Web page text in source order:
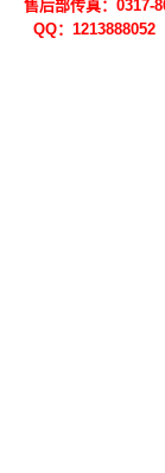
售后部传真：0317-
QQ：1213888052